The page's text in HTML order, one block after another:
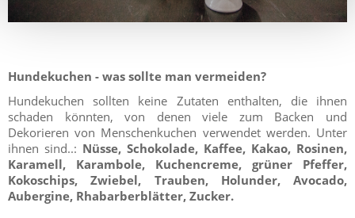
Hundekuchen - was sollte man vermeiden?
Hundekuchen sollten keine Zutaten enthalten, die ihnen
schaden könnten, von denen viele zum Backen und
Dekorieren von Menschenkuchen verwendet werden. Unter
ihnen sind..: Nüsse, Schokolade, Kaffee, Kakao, Rosinen,
Karamell, Karambole, Kuchencreme, grüner Pfeffer,
Kokoschips, Zwiebel, Trauben, Holunder, Avocado,
Aubergine, Rhabarberblätter, Zucker.